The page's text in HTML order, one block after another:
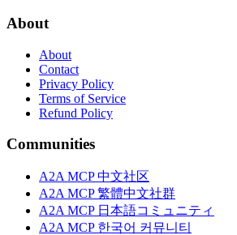
About
About
Contact
Privacy Policy
Terms of Service
Refund Policy
Communities
A2A MCP 中文社区
A2A MCP 繁體中文社群
A2A MCP 日本語コミュニティ
A2A MCP 한국어 커뮤니티